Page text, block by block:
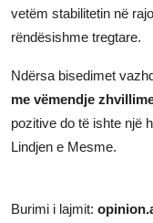
vetëm stabilitetin në
rëndësishme tregtare.
Ndërsa bisedimet
me vëmendje
pozitive do të ishte një
Lindjen e Mesme.
Burimi i lajmit: